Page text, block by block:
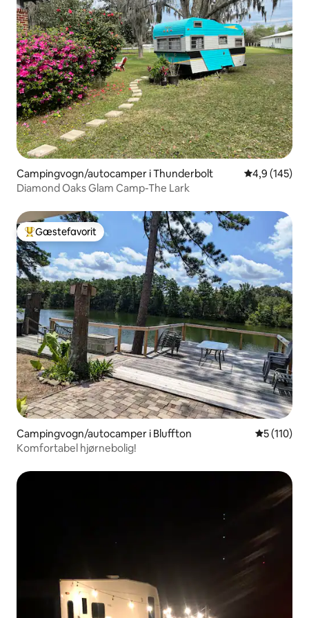
Campingvogn/autocamper i Thunderbolt 4,9 ud af 5 i
4,9 (145)
Diamond Oaks Glam Camp-The Lark
Bedste gæstefavorit
Gæstefavorit
Campingvogn/autocamper i Bluffton 5 ud af 5 i
5 (110)
Komfortabel hjørnebolig!